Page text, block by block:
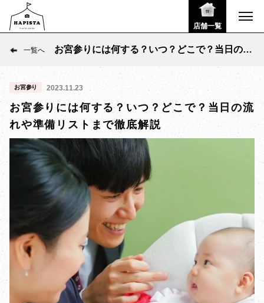
店舗一覧
一覧へ
お宮参りには何する？いつ？どこで？当日の流
お宮参り 2023.11.23
お宮参りには何する？いつ？どこで？当日の流
れや準備リストまで徹底解説